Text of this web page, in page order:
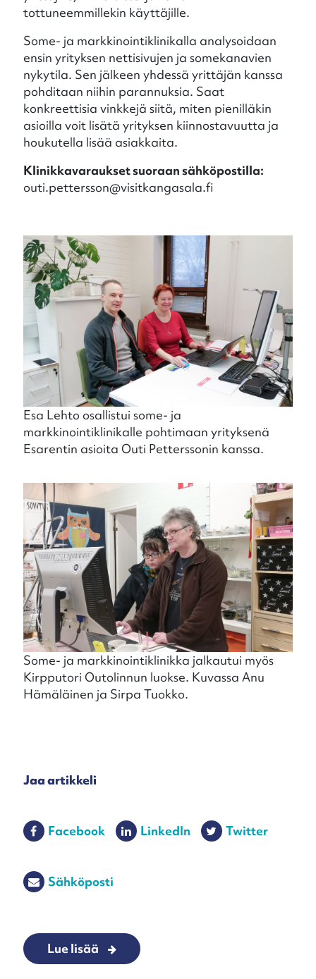
tottuneemmillekin käyttäjille.
Some- ja markkinointiklinikalla analysoidaan
ensin yrityksen nettisivujen ja somekanavien
nykytila. Sen jälkeen yhdessä yrittäjän kanssa
pohditaan niihin parannuksia. Saat
konkreettisia vinkkejä siitä, miten pienilläkin
asioilla voit lisätä yrityksen kiinnostavuutta ja
houkutella lisää asiakkaita.
Klinikkavaraukset suoraan sähköpostilla:
outi.pettersson@visitkangasala.fi
Esa Lehto osallistui some- ja
markkinointiklinikalle pohtimaan yrityksenä
Esarentin asioita Outi Petterssonin kanssa.
Some- ja markkinointiklinikka jalkautui myös
Kirpputori Outolinnun luokse. Kuvassa Anu
Hämäläinen ja Sirpa Tuokko.
Jaa artikkeli
Facebook LinkedIn Twitter
Sähköposti
Lue lisää